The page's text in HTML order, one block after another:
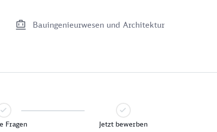
Bauingenieurwesen und Architektur
Fragen Jetzt bewerben